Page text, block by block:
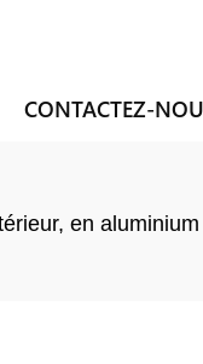
CONTACTEZ-
en